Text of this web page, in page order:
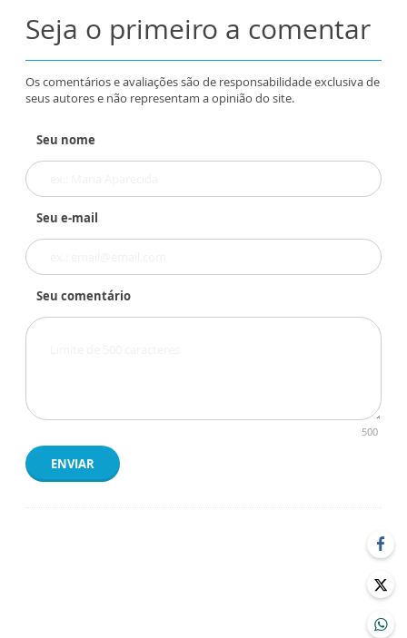
Seja o primeiro a comentar
Os comentários e avaliações são de responsabilidade exclusiva de
seus autores e não representam a opinião do site.
Seu nome
Seu e-mail
Seu comentário
500
ENVIAR